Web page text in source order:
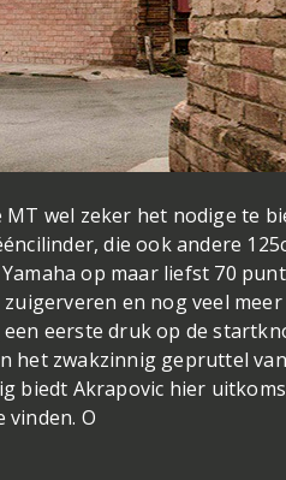
wel zeker het nodige te
die ook andere
op maar liefst 70
en nog veel
eerste druk op de
het zwakzinnig gepruttel
biedt Akrapovic hier
O